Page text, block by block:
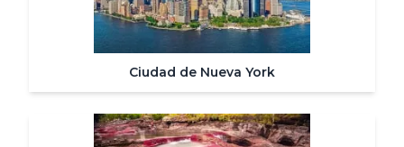
Ciudad de Nueva York